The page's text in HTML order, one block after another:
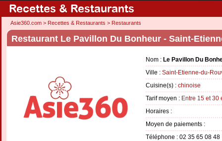
Recettes & Restaurants
Asie360.com > Recettes & Restaurants > Restaurants
Restaurant Le Pavillon Du Bonheur - Saint-
Nom : Le Pavillon Du
Ville : Saint-Etienne-du-
Cuisine(s) : chinoise
Tarif moyen : Entre 15 et 30
Horaires :
Moyen de paiements :
Téléphone : 02 35 65 08 48